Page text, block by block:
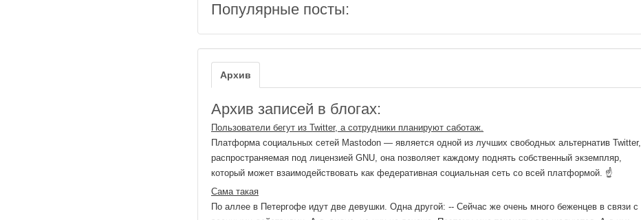
Популярные посты:
Архив
Архив записей в блогах:
Пользователи бегут из Twitter, а сотрудники планируют саботаж.
Платформа социальных сетей Mastodon — является одной из лучших свободных альтернатив Twitter,
распространяемая под лицензией GNU, она позволяет каждому поднять собственный экземпляр,
который может взаимодействовать как федеративная социальная сеть со всей платформой. ☝
Сама такая
По аллее в Петергофе идут две девушки. Одна другой: -- Сейчас же очень много беженцев в связи с